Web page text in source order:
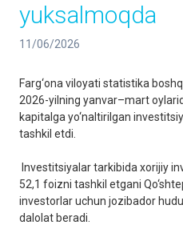
yuksalmoqda
11/06/2026
Farg‘ona viloyati statistika
2026-yilning yanvar–mart
kapitalga yo‘naltirilgan
tashkil etdi.
Investitsiyalar tarkibida xorijiy
52,1 foizni tashkil etgani
investorlar uchun jozibador
dalolat beradi.